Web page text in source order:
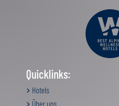
Quicklinks:
Hotels
Über uns